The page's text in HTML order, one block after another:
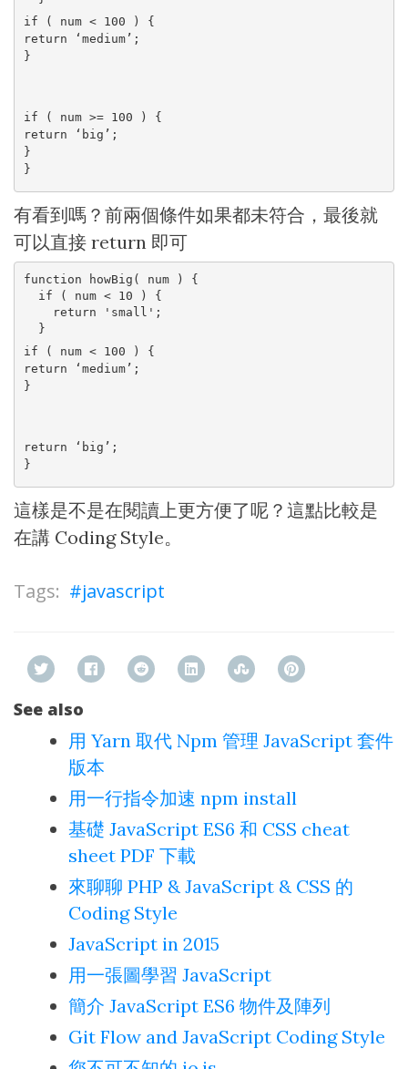
if ( num < 100 ) {
return ‘medium’;
}
if ( num >= 100 ) {
return ‘big’;
}
}
有看到嗎？前兩個條件如果都未符合，最後就
可以直接 return 即可
function howBig( num ) {
  if ( num < 10 ) {
    return 'small';
if ( num < 100 ) {
return ‘medium’;
}
return ‘big’;
}
這樣是不是在閱讀上更方便了呢？這點比較是
在講 Coding Style。
javascript
See also
用 Yarn 取代 Npm 管理 JavaScript 套件
版本
用一行指令加速 npm install
基礎 JavaScript ES6 和 CSS cheat
sheet PDF 下載
來聊聊 PHP & JavaScript & CSS 的
Coding Style
JavaScript in 2015
用一張圖學習 JavaScript
簡介 JavaScript ES6 物件及陣列
Git Flow and JavaScript Coding Style